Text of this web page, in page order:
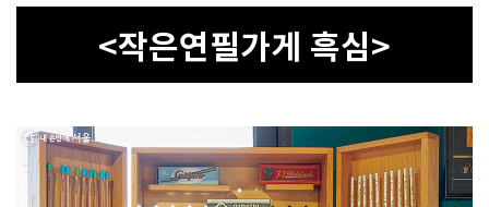
<작은연필가게 흑심>